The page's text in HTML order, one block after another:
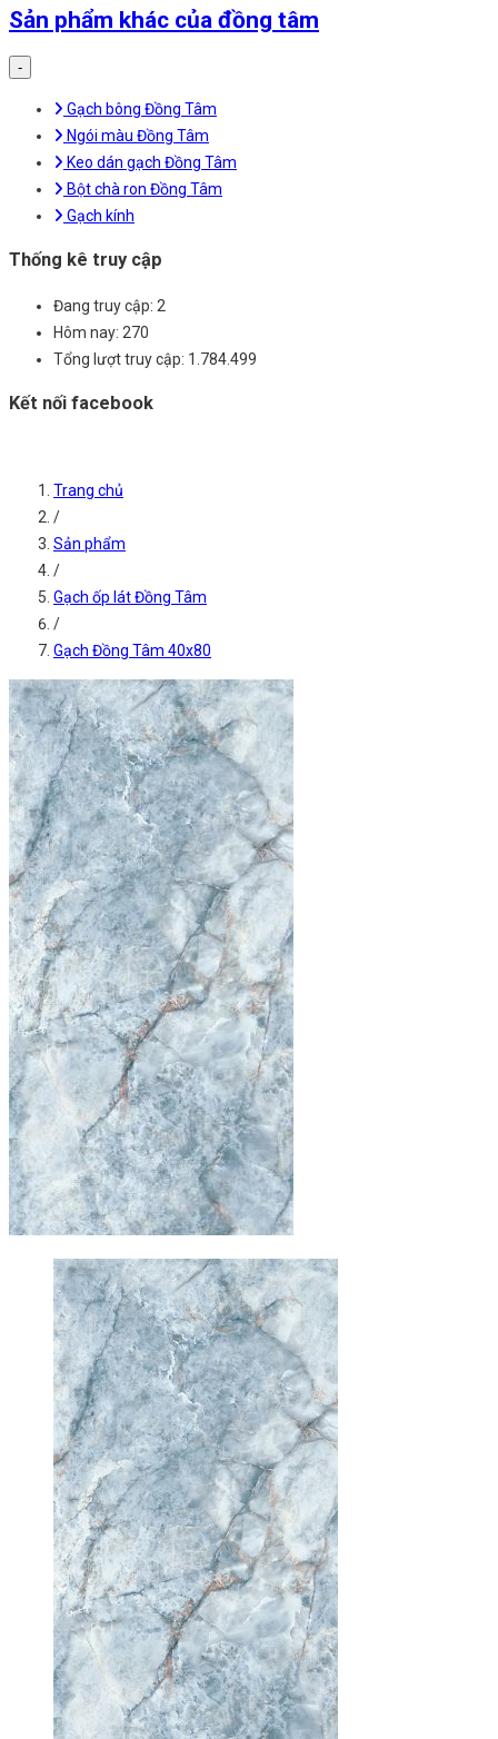
Sản phẩm khác của đồng tâm
-
Gạch bông Đồng Tâm
Ngói màu Đồng Tâm
Keo dán gạch Đồng Tâm
Bột chà ron Đồng Tâm
Gạch kính
Thống kê truy cập
Đang truy cập: 2
Hôm nay: 270
Tổng lượt truy cập: 1.784.499
Kết nối facebook
Trang chủ
/
Sản phẩm
/
Gạch ốp lát Đồng Tâm
/
Gạch Đồng Tâm 40x80